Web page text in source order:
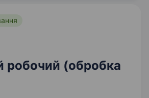
робочий (обробка